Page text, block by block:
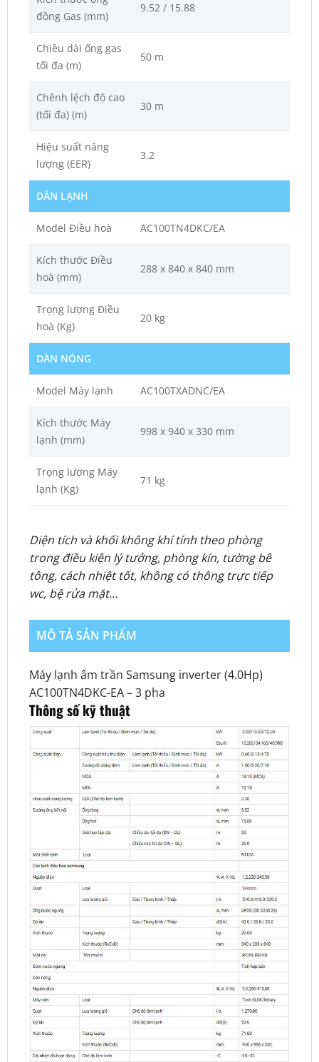
đồng Gas (mm)
9.52 / 15.88
Chiều dài ống gas
tối đa (m)
50 m
Chênh lệch độ cao
(tối đa) (m)
30 m
Hiệu suất năng
lượng (EER)
3.2
DÀN LẠNH
Model Điều hoà AC100TN4DKC/EA
Kích thước Điều
hoà (mm)
288 x 840 x 840 mm
Trọng lượng Điều
hoà (Kg)
20 kg
DÀN NÓNG
Model Máy lạnh AC100TXADNC/EA
Kích thước Máy
lạnh (mm)
998 x 940 x 330 mm
Trọng lượng Máy
lạnh (Kg)
71 kg
Diện tích và khối không khí tính theo phòng
trong điều kiện lý tưởng, phòng kín, tường bê
tông, cách nhiệt tốt, không có thông trực tiếp
wc, bệ rửa mặt…
MÔ TẢ SẢN PHẨM
Máy lạnh âm trần Samsung inverter (4.0Hp)
AC100TN4DKC-EA – 3 pha
Thông số kỹ thuật